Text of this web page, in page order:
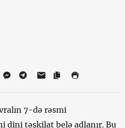
7-də rəsmi
dini təşkilat belə adlanır. Bu